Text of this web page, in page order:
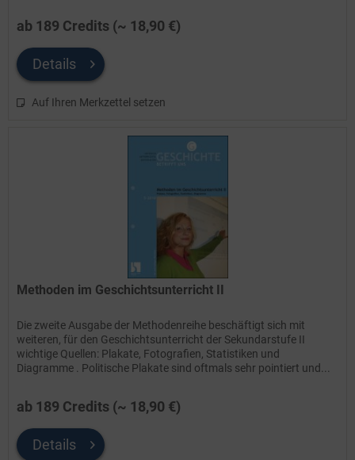
ab 189 Credits (~ 18,90 €)
Details
Auf Ihren Merkzettel setzen
Methoden im Geschichtsunterricht II
Die zweite Ausgabe der Methodenreihe beschäftigt sich mit
weiteren, für den Geschichtsunterricht der Sekundarstufe II
wichtige Quellen: Plakate, Fotografien, Statistiken und
Diagramme . Politische Plakate sind oftmals sehr pointiert und...
ab 189 Credits (~ 18,90 €)
Details